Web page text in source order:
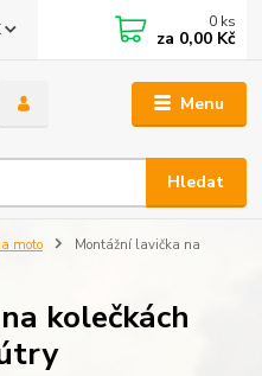
Menu
Hledat
0 ks
za 0,00 Kč
moto
Montážní lavička na
kolečkách